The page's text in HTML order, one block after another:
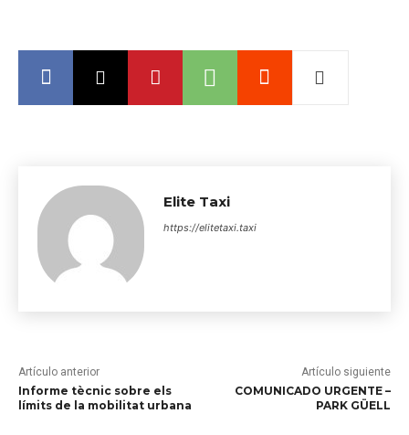
Elite Taxi
https://elitetaxi.taxi
Artículo anterior
Informe tècnic sobre els
límits de la mobilitat urbana
Artículo siguiente
COMUNICADO URGENTE –
PARK GÜELL